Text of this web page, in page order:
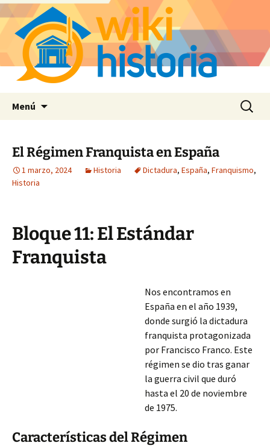
Menú Buscar:
El Régimen Franquista en España
1 marzo, 2024 Historia Dictadura, España, Franquismo,
Historia
Bloque 11: El Estándar
Franquista
Nos encontramos en
España en el año 1939,
donde surgió la dictadura
franquista protagonizada
por Francisco Franco. Este
régimen se dio tras ganar
la guerra civil que duró
hasta el 20 de noviembre
de 1975.
Características del Régimen